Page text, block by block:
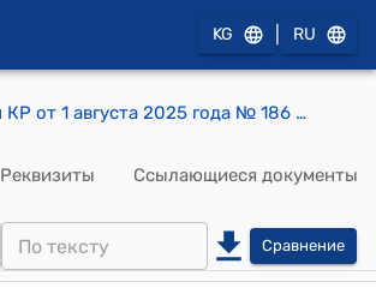
KG RU
Закон КР от 1 августа 2025 года № 186 "О присоединении Кыргызской Республики к Конвенции об оперативном оповещении о ядерной аварии, принятой 26 сентября 1986 года в Вене"
Реквизиты Ссылающиеся документы
Сравнение